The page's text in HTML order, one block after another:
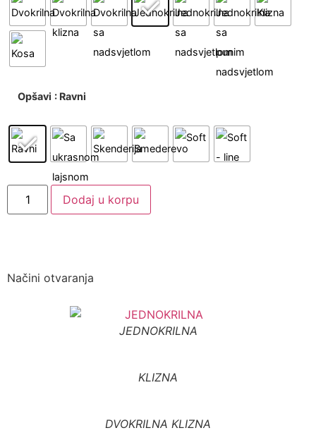
Opšavi : Ravni
Dodaj u korpu
Načini otvaranja
JEDNOKRILNA
KLIZNA
DVOKRILNA KLIZNA